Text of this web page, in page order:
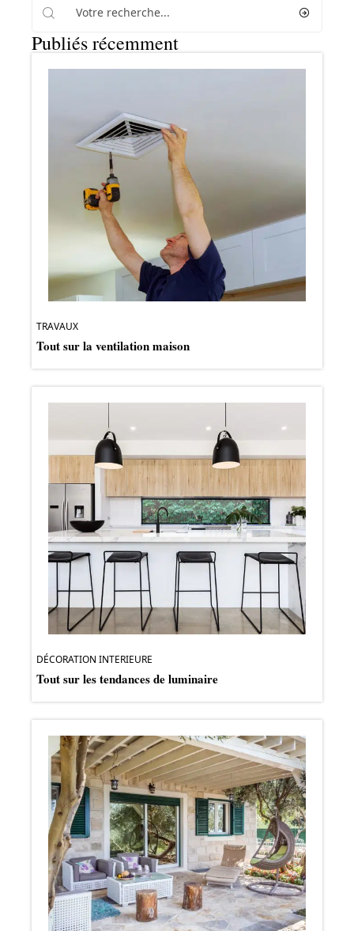
Publiés récemment
TRAVAUX
Tout sur la ventilation maison
DÉCORATION INTERIEURE
Tout sur les tendances de luminaire